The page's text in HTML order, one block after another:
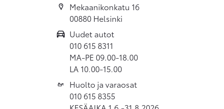
Mekaanikonkatu 16
00880 Helsinki
Uudet autot
010 615 8311
MA-PE 09.00-18.00
LA 10.00-15.00
Huolto ja varaosat
010 615 8355